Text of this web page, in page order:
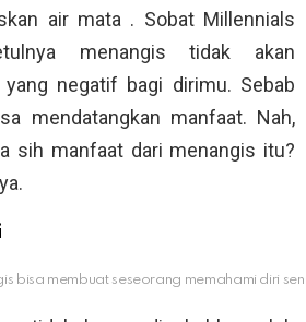
air mata . Sobat Millennials
menangis tidak akan
negatif bagi dirimu. Sebab
mendatangkan manfaat. Nah,
sih manfaat dari menangis itu?
bisa membuat seseorang memahami diri